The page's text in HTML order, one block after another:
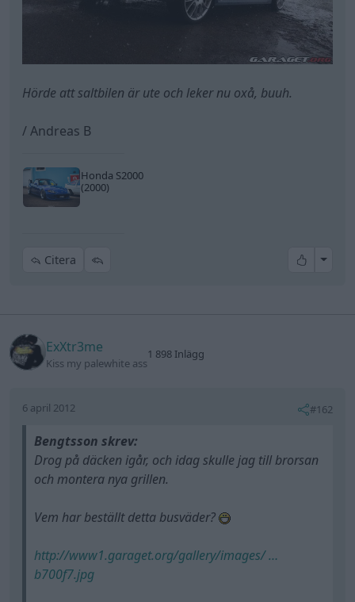
Hörde att saltbilen är ute och leker nu oxå, buuh.
/ Andreas B
Honda S2000
(2000)
Citera All
ExXtr3me
Kiss my palewhite ass
1 898 Inlägg
6 april 2012 #162
Bengtsson skrev:
Drog på däcken igår, och idag skulle jag till brorsan
och montera nya grillen.
Vem har beställt detta busväder?
http://www1.garaget.org/gallery/images/ …
b700f7.jpg